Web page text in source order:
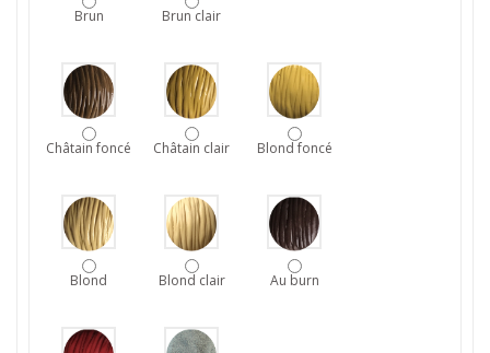
Brun Brun clair
Châtain foncé Châtain clair Blond foncé
Blond Blond clair Au burn